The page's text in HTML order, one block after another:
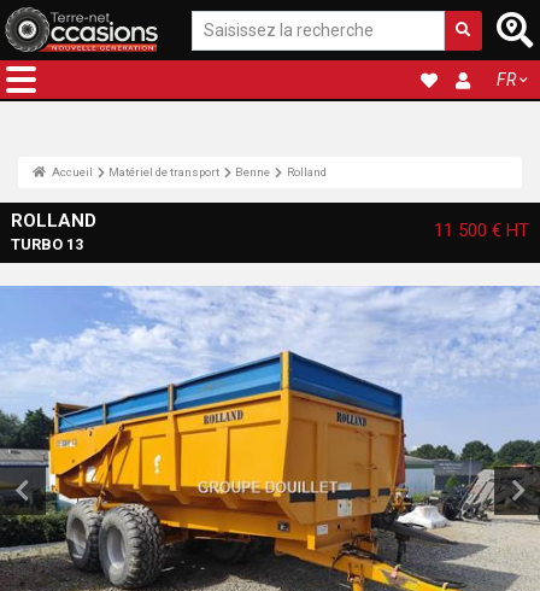
FR
Accueil Matériel de transport Benne Rolland
ROLLAND
TURBO 13
11 500 € HT